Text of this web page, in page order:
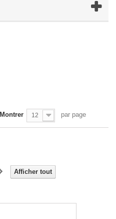
Montrer 12 par page
Afficher tout